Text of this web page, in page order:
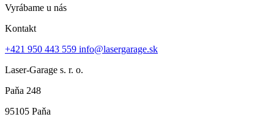
Vyrábame u nás
Kontakt
+421 950 443 559 info@lasergarage.sk
Laser-Garage s. r. o.
Paňa 248
95105 Paňa